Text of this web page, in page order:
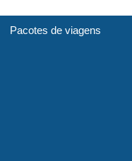
Pacotes de viagens